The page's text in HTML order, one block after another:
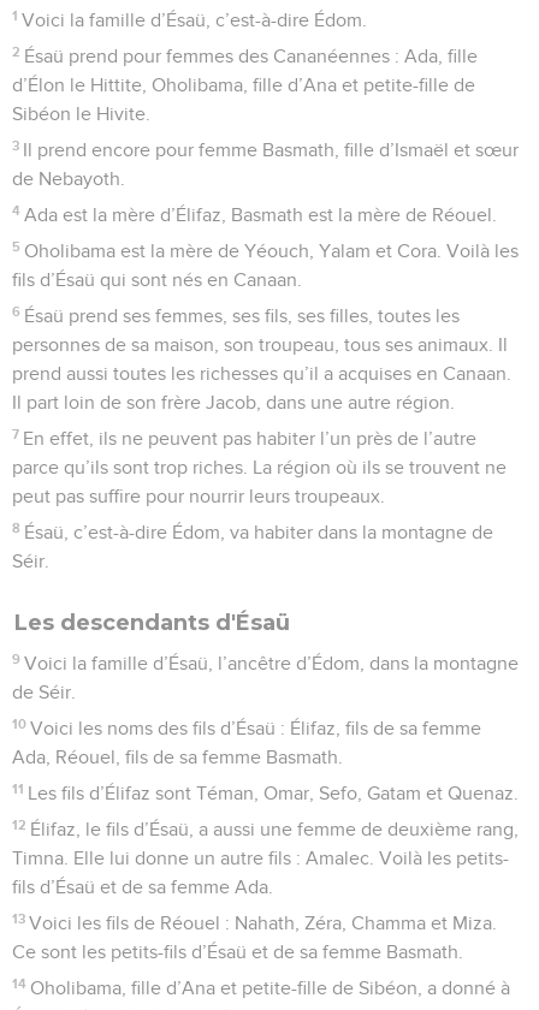
1 Voici la famille d’Ésaü, c’est-à-dire Édom.
2 Ésaü prend pour femmes des Cananéennes : Ada, fille
d’Élon le Hittite, Oholibama, fille d’Ana et petite-fille de
Sibéon le Hivite.
3 Il prend encore pour femme Basmath, fille d’Ismaël et sœur
de Nebayoth.
4 Ada est la mère d’Élifaz, Basmath est la mère de Réouel.
5 Oholibama est la mère de Yéouch, Yalam et Cora. Voilà les
fils d’Ésaü qui sont nés en Canaan.
6 Ésaü prend ses femmes, ses fils, ses filles, toutes les
personnes de sa maison, son troupeau, tous ses animaux. Il
prend aussi toutes les richesses qu’il a acquises en Canaan.
Il part loin de son frère Jacob, dans une autre région.
7 En effet, ils ne peuvent pas habiter l’un près de l’autre
parce qu’ils sont trop riches. La région où ils se trouvent ne
peut pas suffire pour nourrir leurs troupeaux.
8 Ésaü, c’est-à-dire Édom, va habiter dans la montagne de
Séir.
Les descendants d'Ésaü
9 Voici la famille d’Ésaü, l’ancêtre d’Édom, dans la montagne
de Séir.
10 Voici les noms des fils d’Ésaü : Élifaz, fils de sa femme
Ada, Réouel, fils de sa femme Basmath.
11 Les fils d’Élifaz sont Téman, Omar, Sefo, Gatam et Quenaz.
12 Élifaz, le fils d’Ésaü, a aussi une femme de deuxième rang,
Timna. Elle lui donne un autre fils : Amalec. Voilà les petits-
fils d’Ésaü et de sa femme Ada.
13 Voici les fils de Réouel : Nahath, Zéra, Chamma et Miza.
Ce sont les petits-fils d’Ésaü et de sa femme Basmath.
14 Oholibama, fille d’Ana et petite-fille de Sibéon, a donné à